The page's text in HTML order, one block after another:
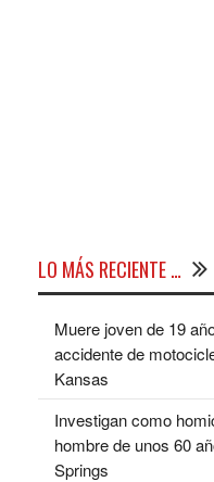
LO MÁS RECIENTE …
Muere joven de 19
accidente de
Kansas
Investigan como
hombre de unos 60
Springs